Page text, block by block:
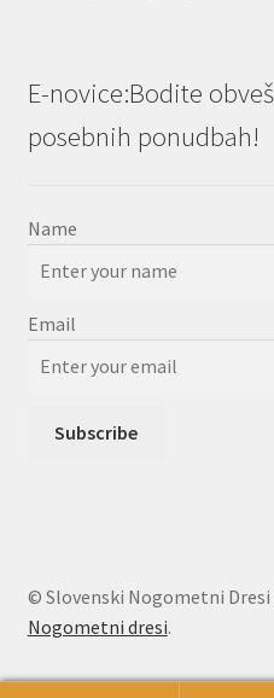
E-novice:Bodite
posebnih ponudbah!
Name
Email
© Slovenski Nogometni Dresi
Nogometni dresi.